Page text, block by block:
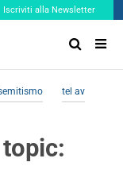
Iscriviti alla Newsletter
tel aviv